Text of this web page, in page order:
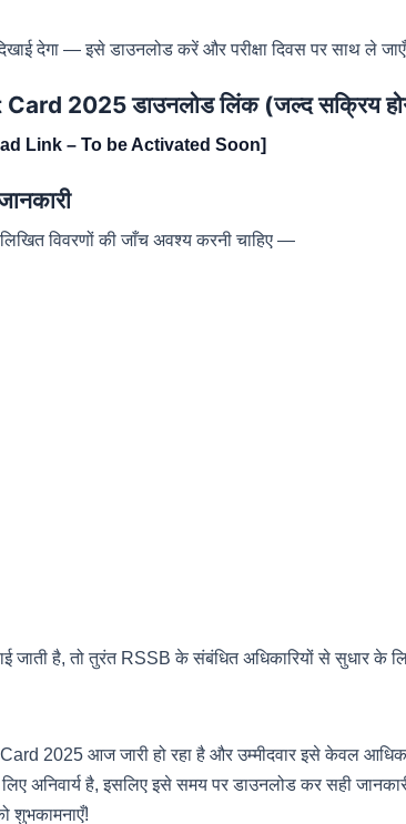
देगा — इसे डाउनलोड करें और परीक्षा दिवस पर साथ ले
2025 डाउनलोड लिंक (जल्द सक्रिय
Link – To be Activated Soon]
विवरणों की जाँच अवश्य करनी चाहिए —
जाती है, तो तुरंत RSSB के संबंधित अधिकारियों से सुधार के
2025 आज जारी हो रहा है और उम्मीदवार इसे केवल
अनिवार्य है, इसलिए इसे समय पर डाउनलोड कर सही
शुभकामनाएँ!